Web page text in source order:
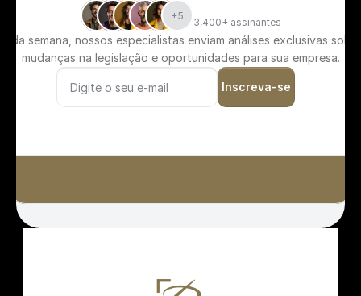
+5
3,400+ assinantes
semana, nossos especialistas enviam análises exclusivas sobre
mudanças na legislação e oportunidades para sua empresa.
Inscreva-se